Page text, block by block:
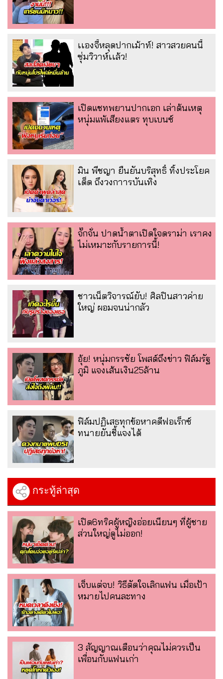
เเองจี้หลุดปากเม้าท์! สาวสวยคนนี้
ซุ่มวิวาห์เเล้ว!
เปิดแชทพยานปากเอก เล่าต้นเหตุ
หนุ่มแพ้เสียงแตร ทุบเบนซ์
มิน พีชญา ยืนยันบริสุทธิ์ ทิ้งประโยค
เด็ด ถึงวงกาารบันเทิง
จั๊กจั่น ปาดน้ำตาเปิดใจดราม่า เราคง
ไม่เหมาะกับรายการนี้!
ชาวเน็ตวิจารณ์ยับ! ศิลปินสาวค่าย
ใหญ่ ผอมจนน่ากลัว
อุ้ย! หนุ่มกรรชัย โพสต์ถึงข่าว ฟิล์มรัฐ
ภูมิ แจงเส้นเงิน25ล้าน
ฟิล์มปฏิเสธทุกข้อหาคดีฟอเร็กซ์
ทนายยันชี้แจงได้
กระทู้ล่าสุด
เปิด6ทริคผู้หญิงอ่อยเนียนๆ ที่ผู้ชาย
ส่วนใหญ่ดูไม่ออก!
เจ็บแต่จบ! วิธีตัดใจเลิกแฟน เมื่อเป้า
หมายไปคนละทาง
3 สัญญาณเตือนว่าคุณไม่ควรเป็น
เพื่อนกับแฟนเก่า